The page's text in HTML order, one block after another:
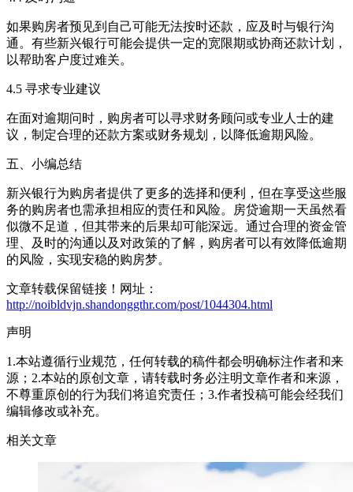
如果购房者预见到自己可能无法按时还款，应及时与银行沟
通。有些新兴银行可能会提供一定的宽限期或协商还款计划，
以帮助客户度过难关。
4.5 寻求专业建议
在面对逾期问时，购房者可以寻求财务顾问或专业人士的建
议，制定合理的还款方案或财务规划，以降低逾期风险。
五、小编总结
新兴银行为购房者提供了更多的选择和便利，但在享受这些服
务的购房者也需承担相应的责任和风险。房贷逾期一天虽然看
似微不足道，但其带来的后果却可能深远。通过合理的资金管
理、及时的沟通以及对政策的了解，购房者可以有效降低逾期
的风险，实现安稳的购房梦。
文章转载保留链接！网址：
http://noibldvjn.shandonggthr.com/post/1044304.html
声明
1.本站遵循行业规范，任何转载的稿件都会明确标注作者和来
源；2.本站的原创文章，请转载时务必注明文章作者和来源，
不尊重原创的行为我们将追究责任；3.作者投稿可能会经我们
编辑修改或补充。
相关文章